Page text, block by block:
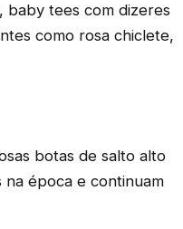
baby tees com dizeres
como rosa chiclete,
botas de salto alto
época e continuam